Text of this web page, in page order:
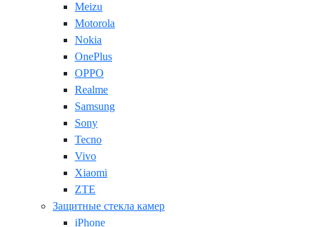
Meizu
Motorola
Nokia
OnePlus
OPPO
Realme
Samsung
Sony
Tecno
Vivo
Xiaomi
ZTE
Защитные стекла камер
iPhone